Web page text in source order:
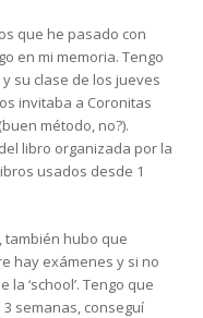
que he pasado con
en mi memoria. Tengo
su clase de los jueves
invitaba a Coronitas
método, no?).
libro organizada por la
usados desde 1
también hubo que
hay exámenes y si no
‘school’. Tengo que
semanas, conseguí